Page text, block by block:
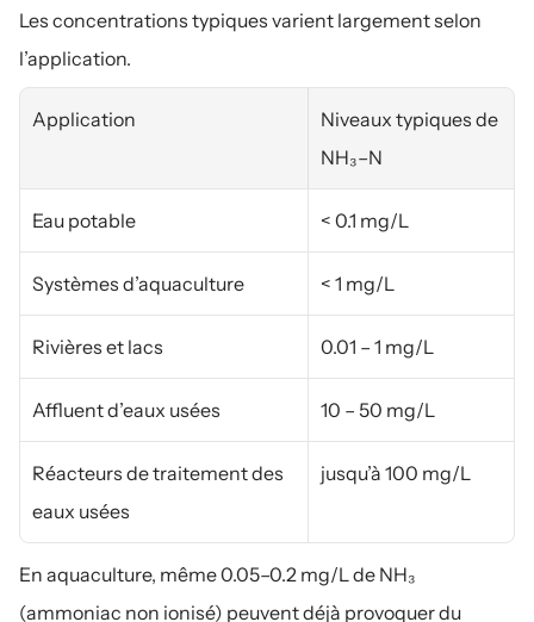
Les concentrations typiques varient largement selon
l’application.
Application
Niveaux typiques de
NH₃–N
Eau potable < 0.1 mg/L
Systèmes d’aquaculture < 1 mg/L
Rivières et lacs 0.01 – 1 mg/L
Affluent d’eaux usées 10 – 50 mg/L
Réacteurs de traitement des
eaux usées
jusqu’à 100 mg/L
En aquaculture, même 0.05–0.2 mg/L de NH₃
(ammoniac non ionisé) peuvent déjà provoquer du